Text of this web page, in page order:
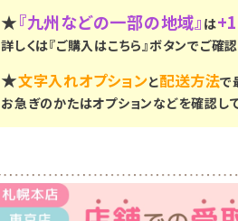
★『九州などの一部の地域』 は
詳しくは『ご購入はこちら』ボタンでご確認
★文字入れオプションと配送方法で
お急ぎのかたはオプションなどを確認し